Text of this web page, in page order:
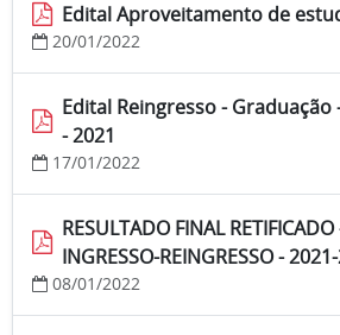
Edital Aproveitamento de
20/01/2022
Edital Reingresso - Graduação
- 2021
17/01/2022
RESULTADO FINAL
INGRESSO-REINGRESSO -
08/01/2022